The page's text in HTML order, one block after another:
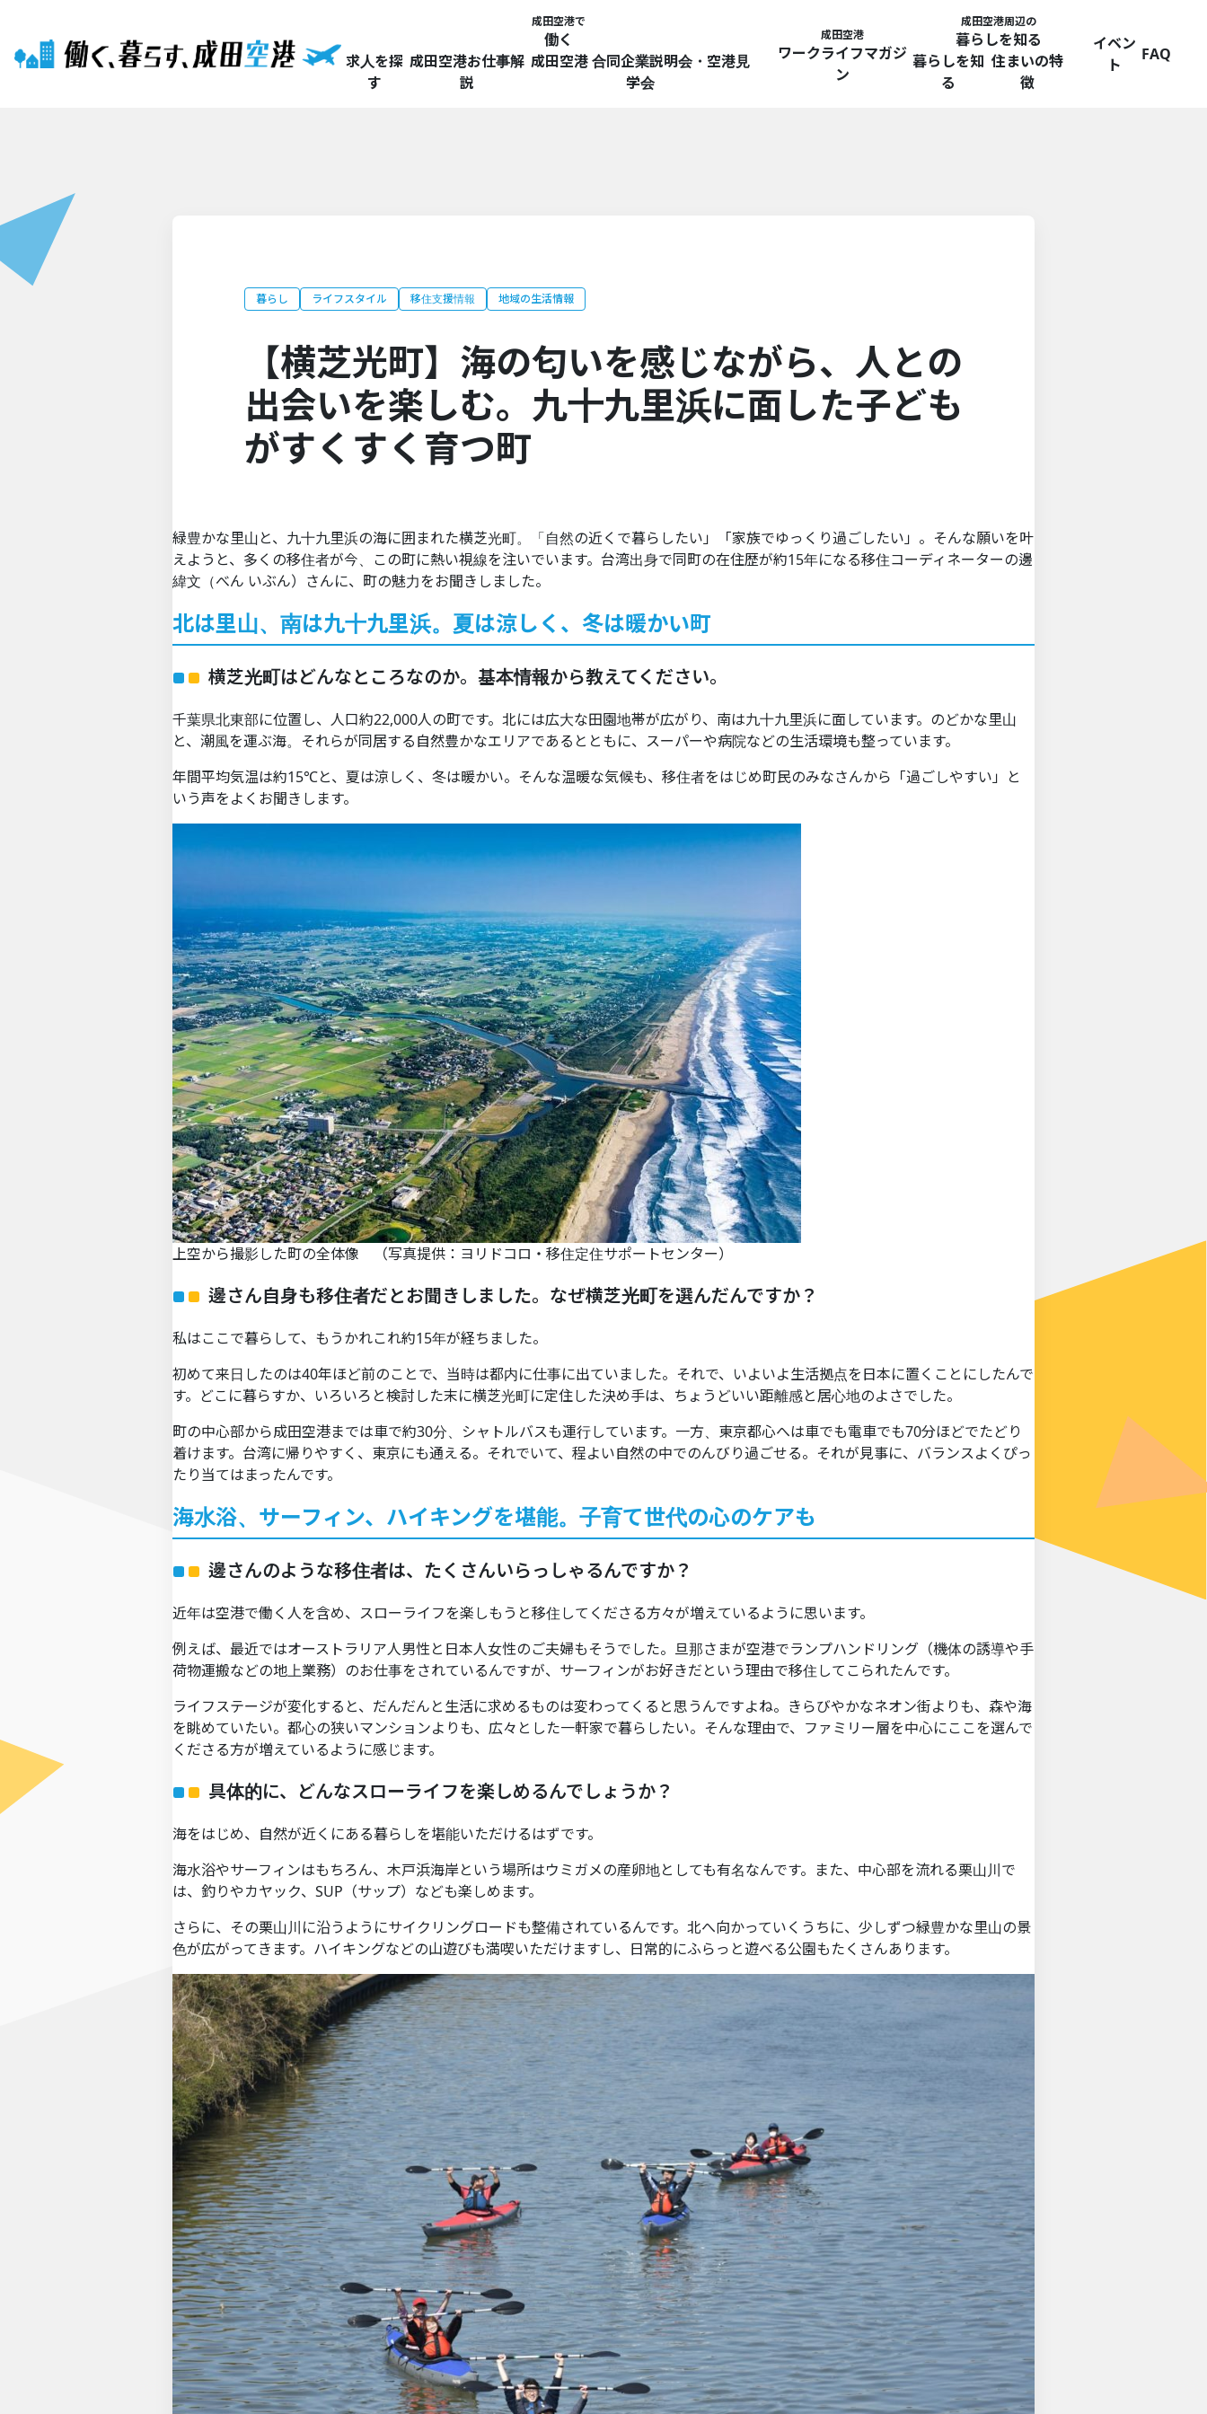
成田空港で
働く
求人を探
す
成田空港お仕事解
説
成田空港 合同企業説明会・空港見
学会
成田空港
ワークライフマガジ
ン
成田空港周辺の
暮らしを知る
暮らしを知
る
住まいの特
徴
イベン
ト
FAQ
暮らし ライフスタイル 移住支援情報 地域の生活情報
【横芝光町】海の匂いを感じながら、人との
出会いを楽しむ。九十九里浜に面した子ども
がすくすく育つ町
緑豊かな里山と、九十九里浜の海に囲まれた横芝光町。「自然の近くで暮らしたい」「家族でゆっくり過ごしたい」。そんな願いを叶
えようと、多くの移住者が今、この町に熱い視線を注いでいます。台湾出身で同町の在住歴が約15年になる移住コーディネーターの邊
緯文（べん いぶん）さんに、町の魅力をお聞きしました。
北は里山、南は九十九里浜。夏は涼しく、冬は暖かい町
横芝光町はどんなところなのか。基本情報から教えてください。
千葉県北東部に位置し、人口約22,000人の町です。北には広大な田園地帯が広がり、南は九十九里浜に面しています。のどかな里山
と、潮風を運ぶ海。それらが同居する自然豊かなエリアであるとともに、スーパーや病院などの生活環境も整っています。
年間平均気温は約15℃と、夏は涼しく、冬は暖かい。そんな温暖な気候も、移住者をはじめ町民のみなさんから「過ごしやすい」と
いう声をよくお聞きします。
上空から撮影した町の全体像 （写真提供：ヨリドコロ・移住定住サポートセンター）
邊さん自身も移住者だとお聞きしました。なぜ横芝光町を選んだんですか？
私はここで暮らして、もうかれこれ約15年が経ちました。
初めて来日したのは40年ほど前のことで、当時は都内に仕事に出ていました。それで、いよいよ生活拠点を日本に置くことにしたんで
す。どこに暮らすか、いろいろと検討した末に横芝光町に定住した決め手は、ちょうどいい距離感と居心地のよさでした。
町の中心部から成田空港までは車で約30分、シャトルバスも運行しています。一方、東京都心へは車でも電車でも70分ほどでたどり
着けます。台湾に帰りやすく、東京にも通える。それでいて、程よい自然の中でのんびり過ごせる。それが見事に、バランスよくぴっ
たり当てはまったんです。
海水浴、サーフィン、ハイキングを堪能。子育て世代の心のケアも
邊さんのような移住者は、たくさんいらっしゃるんですか？
近年は空港で働く人を含め、スローライフを楽しもうと移住してくださる方々が増えているように思います。
例えば、最近ではオーストラリア人男性と日本人女性のご夫婦もそうでした。旦那さまが空港でランプハンドリング（機体の誘導や手
荷物運搬などの地上業務）のお仕事をされているんですが、サーフィンがお好きだという理由で移住してこられたんです。
ライフステージが変化すると、だんだんと生活に求めるものは変わってくると思うんですよね。きらびやかなネオン街よりも、森や海
を眺めていたい。都心の狭いマンションよりも、広々とした一軒家で暮らしたい。そんな理由で、ファミリー層を中心にここを選んで
くださる方が増えているように感じます。
具体的に、どんなスローライフを楽しめるんでしょうか？
海をはじめ、自然が近くにある暮らしを堪能いただけるはずです。
海水浴やサーフィンはもちろん、木戸浜海岸という場所はウミガメの産卵地としても有名なんです。また、中心部を流れる栗山川で
は、釣りやカヤック、SUP（サップ）なども楽しめます。
さらに、その栗山川に沿うようにサイクリングロードも整備されているんです。北へ向かっていくうちに、少しずつ緑豊かな里山の景
色が広がってきます。ハイキングなどの山遊びも満喫いただけますし、日常的にふらっと遊べる公園もたくさんあります。